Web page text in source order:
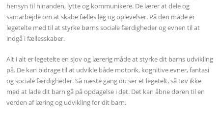
hensyn til hinanden, lytte og kommunikere. De lærer at dele og
samarbejde om at skabe fælles leg og oplevelser. På den måde er
legetelte med til at styrke børns sociale færdigheder og evnen til at
indgå i fællesskaber.
Alt i alt er legetelte en sjov og lærerig måde at styrke dit barns udvikling
på. De kan bidrage til at udvikle både motorik, kognitive evner, fantasi
og sociale færdigheder. Så næste gang du ser et legetelt, så tøv ikke
med at lade dit barn gå på opdagelse i det. Det kan åbne døren til en
verden af læring og udvikling for dit barn.